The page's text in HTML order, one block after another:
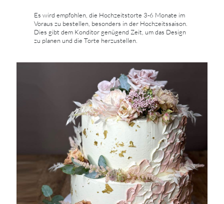
Es wird empfohlen, die Hochzeitstorte 3-6 Monate im
Voraus zu bestellen, besonders in der Hochzeitssaison.
Dies gibt dem Konditor genügend Zeit, um das Design
zu planen und die Torte herzustellen.